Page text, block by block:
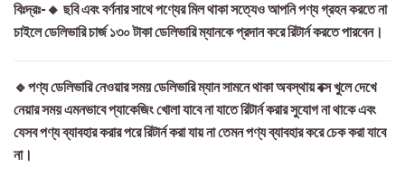
বিঃদ্রঃ-🔸 ছবি এবং বর্ণনার সাথে পণ্যের মিল থাকা সত্যেও আপনি পণ্য গ্রহন করতে না
চাইলে ডেলিভারি চার্জ ১৩০ টাকা ডেলিভারি ম্যানকে প্রদান করে রিটার্ন করতে পারবেন।
🔹পণ্য ডেলিভারি নেওয়ার সময় ডেলিভারি ম্যান সামনে থাকা অবস্থায় বক্স খুলে দেখে
নেয়ার সময় এমনভাবে প্যাকেজিং খোলা যাবে না যাতে রিটার্ন করার সুযোগ না থাকে এবং
যেসব পণ্য ব্যাবহার করার পরে রিটার্ন করা যায় না তেমন পণ্য ব্যাবহার করে চেক করা যাবে
না।